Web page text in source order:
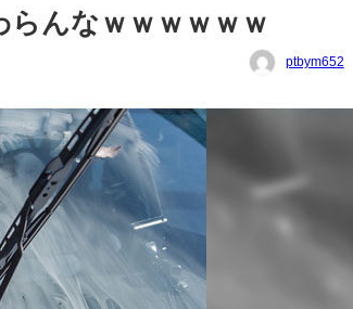
んなｗｗｗｗｗｗ
ptbym652